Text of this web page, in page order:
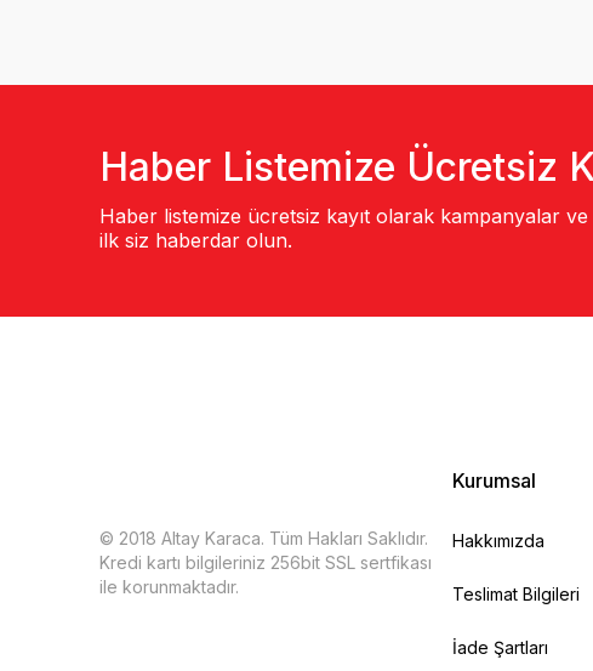
Haber Listemize Ücretsiz
Haber listemize ücretsiz kayıt olarak kampanyalar
ilk siz haberdar olun.
© 2018 Altay Karaca. Tüm Hakları Saklıdır.
Kredi kartı bilgileriniz 256bit SSL sertfikası
ile korunmaktadır.
Kurumsal
Hakkımızda
Teslimat Bilgileri
İade Şartları